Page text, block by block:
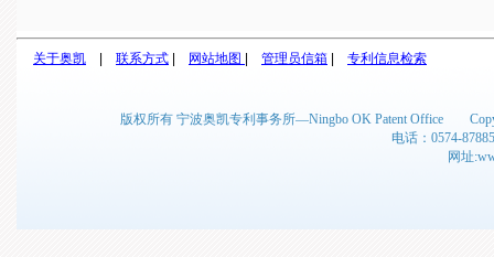
关于奥凯 联系方式 网站地图 管理员信箱 专利信息检索
版权所有 宁波奥凯专利事务所—Ningbo OK Patent Office
电话：0574-
网址